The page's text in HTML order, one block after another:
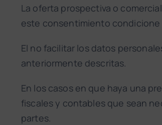
La oferta prospectiva o
este consentimiento
El no facilitar los datos
anteriormente descritas.
En los casos en que haya una
fiscales y contables que sean
partes.